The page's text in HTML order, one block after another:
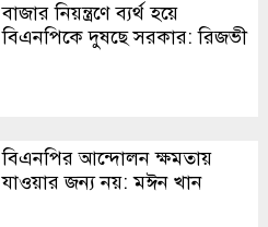
বাজার নিয়ন্ত্রণে ব্যর্থ হয়ে
বিএনপিকে দুষছে সরকার: রিজভী
বিএনপির আন্দোলন ক্ষমতায়
যাওয়ার জন্য নয়: মঈন খান